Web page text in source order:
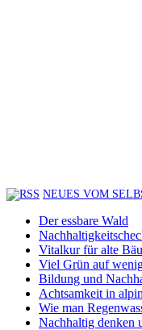
NEUES VOM
Der essbare Wald
Vitalkur für alte
Viel Grün auf
Bildung und
Achtsamkeit in
Wie man
Nachhaltig denken